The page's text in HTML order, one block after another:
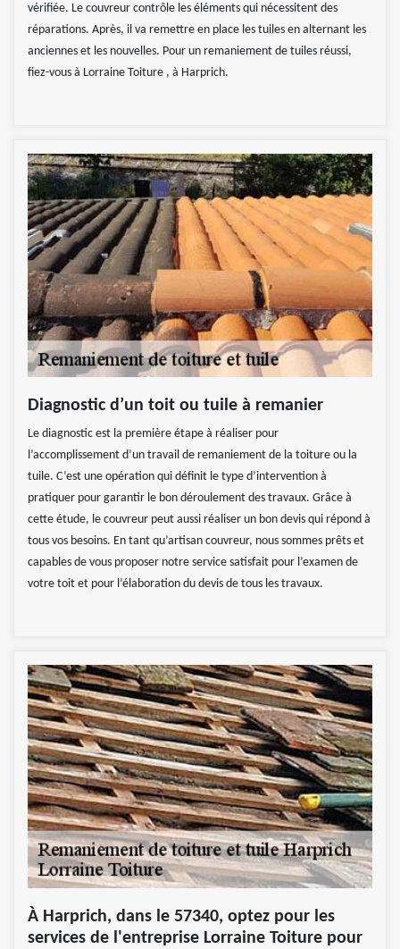
vérifiée. Le couvreur contrôle les éléments qui nécessitent des
réparations. Après, il va remettre en place les tuiles en alternant les
anciennes et les nouvelles. Pour un remaniement de tuiles réussi,
fiez-vous à Lorraine Toiture , à Harprich.
Diagnostic d’un toit ou tuile à remanier
Le diagnostic est la première étape à réaliser pour
l’accomplissement d’un travail de remaniement de la toiture ou la
tuile. C’est une opération qui définit le type d’intervention à
pratiquer pour garantir le bon déroulement des travaux. Grâce à
cette étude, le couvreur peut aussi réaliser un bon devis qui répond à
tous vos besoins. En tant qu’artisan couvreur, nous sommes prêts et
capables de vous proposer notre service satisfait pour l’examen de
votre toit et pour l’élaboration du devis de tous les travaux.
À Harprich, dans le 57340, optez pour les
services de l'entreprise Lorraine Toiture pour